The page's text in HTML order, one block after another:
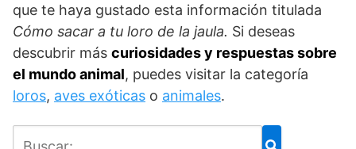
que te haya gustado esta información titulada
Cómo sacar a tu loro de la jaula. Si deseas
descubrir más curiosidades y respuestas sobre
el mundo animal, puedes visitar la categoría
loros, aves exóticas o animales.